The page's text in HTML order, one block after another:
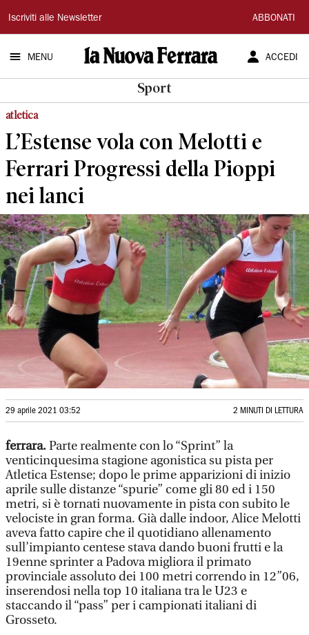
La
Nuova
Ferrara
Iscriviti alle Newsletter ABBONATI
MENU ACCEDI
Sport
atletica
L’Estense vola con Melotti e
Ferrari Progressi della Pioppi
nei lanci
29 aprile 2021 03:52 2 MINUTI DI LETTURA
ferrara.Parte realmente con lo “Sprint” la
venticinquesima stagione agonistica su pista per
Atletica Estense; dopo le prime apparizioni di inizio
aprile sulle distanze “spurie” come gli 80 ed i 150
metri, si è tornati nuovamente in pista con subito le
velociste in gran forma. Già dalle indoor, Alice Melotti
aveva fatto capire che il quotidiano allenamento
sull’impianto centese stava dando buoni frutti e la
19enne sprinter a Padova migliora il primato
provinciale assoluto dei 100 metri correndo in 12”06,
inserendosi nella top 10 italiana tra le U23 e
staccando il “pass” per i campionati italiani di
Grosseto.